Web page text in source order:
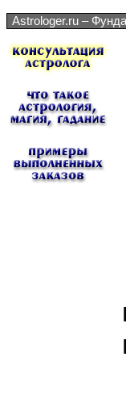
Astrologer.ru –